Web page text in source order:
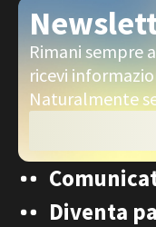
Rimani sempre
ricevi
Naturalmente
Diventa